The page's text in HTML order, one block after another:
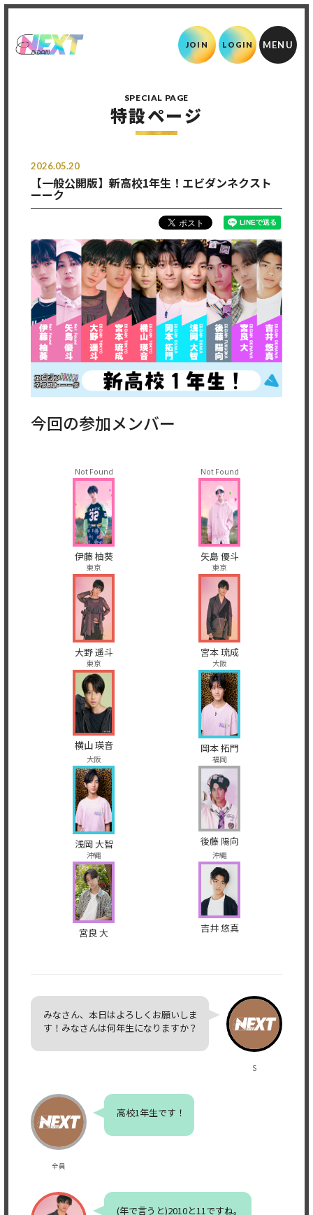
JOIN LOGIN
SPECIAL PAGE
特設ページ
2026.05.20
【一般公開版】新高校1年生！エビダンネクスト
ーーク
今回の参加メンバー
Not Found
伊藤 柚葵
Not Found
矢島 優斗
東京
大野 遥斗
東京
宮本 琉成
東京
横山 瑛音
大阪
岡本 拓門
大阪
浅岡 大智
福岡
後藤 陽向
沖縄
宮良 大
沖縄
吉井 悠真
S
みなさん、本日はよろしくお願いしま
す！みなさんは何年生になりますか？
全員
高校1年生です！
(年で言うと)2010と11ですね。